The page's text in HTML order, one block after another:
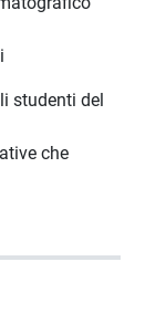
studenti del
che